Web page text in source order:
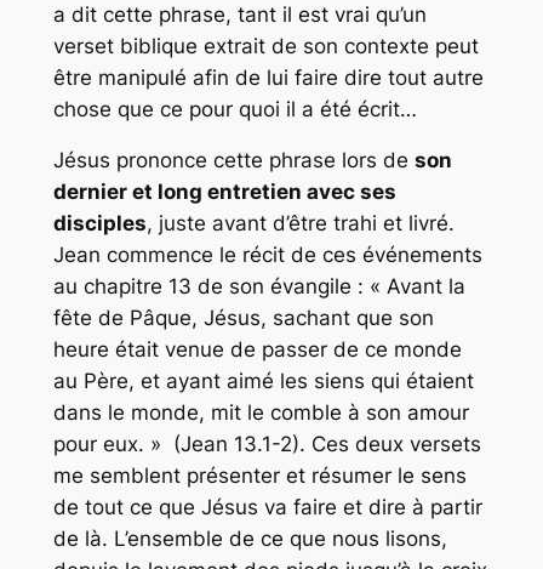
a dit cette phrase, tant il est vrai qu’un
verset biblique extrait de son contexte peut
être manipulé afin de lui faire dire tout autre
chose que ce pour quoi il a été écrit…
Jésus prononce cette phrase lors de son
dernier et long entretien avec ses
disciples, juste avant d’être trahi et livré.
Jean commence le récit de ces événements
au chapitre 13 de son évangile : « Avant la
fête de Pâque, Jésus, sachant que son
heure était venue de passer de ce monde
au Père, et ayant aimé les siens qui étaient
dans le monde, mit le comble à son amour
pour eux. » (Jean 13.1-2). Ces deux versets
me semblent présenter et résumer le sens
de tout ce que Jésus va faire et dire à partir
de là. L’ensemble de ce que nous lisons,